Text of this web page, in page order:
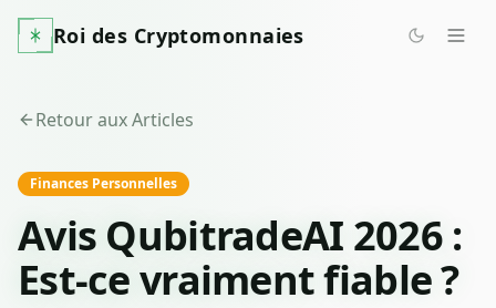
Roi des Cryptomonnaies
Retour aux Articles
Finances Personnelles
Avis QubitradeAI 2026 :
Est-ce vraiment fiable ?